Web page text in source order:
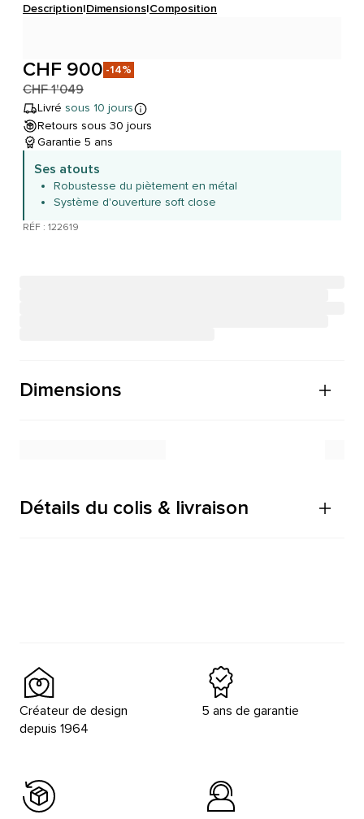
Description|Dimensions|Composition
CHF 900 -14%
CHF 1'049
Livré sous 10 jours
Retours sous 30 jours
Garantie 5 ans
Ses atouts
Robustesse du piètement en métal
Système d'ouverture soft close
RÉF : 122619
Dimensions
Détails du colis & livraison
Créateur de design
depuis 1964
5 ans de garantie